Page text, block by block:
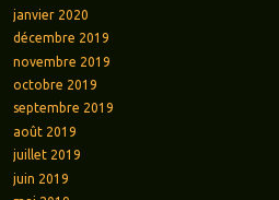
janvier 2020
décembre 2019
novembre 2019
octobre 2019
septembre 2019
août 2019
juillet 2019
juin 2019